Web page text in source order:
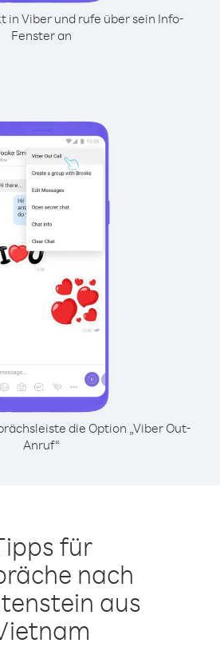
in Viber und rufe über sein Info-
Fenster an
die Option „Viber Out-
Anruf“
für
nach
aus